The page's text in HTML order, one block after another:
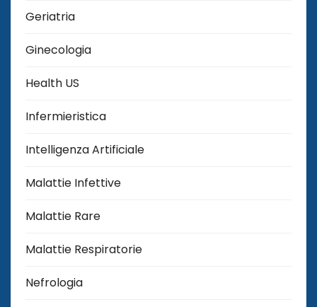
Geriatria
Ginecologia
Health US
Infermieristica
Intelligenza Artificiale
Malattie Infettive
Malattie Rare
Malattie Respiratorie
Nefrologia